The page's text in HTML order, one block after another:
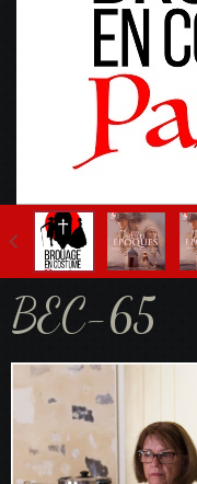
BEC-65